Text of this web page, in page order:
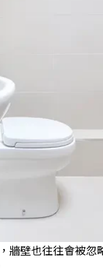
壁也往往會被